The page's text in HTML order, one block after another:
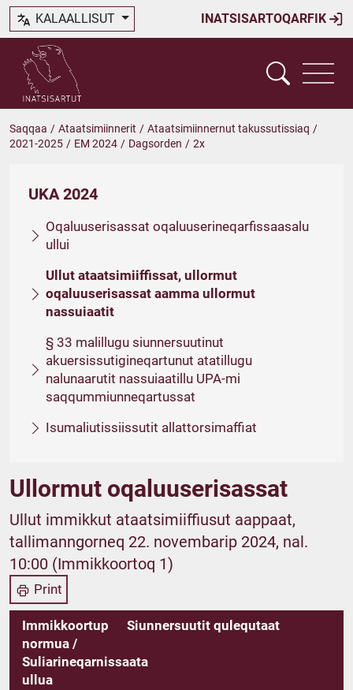
INATSISARTOQARFIK
KALAALLISUT
Saqqaa / Ataatsimiinnerit / Ataatsimiinnernut takussutissiaq /
2021-2025 / EM 2024 / Dagsorden / 2x
UKA 2024
Oqaluuserisassat oqaluuserineqarfissaasalu
ullui
Ullut ataatsimiiffissat, ullormut
oqaluuserisassat aamma ullormut
nassuiaatit
§ 33 malillugu siunnersuutinut
akuersissutigineqartunut atatillugu
nalunaarutit nassuiaatillu UPA-mi
saqqummiunneqartussat
Isumaliutissiissutit allattorsimaffiat
Ullormut oqaluuserisassat
Ullut immikkut ataatsimiiffiusut aappaat,
tallimanngorneq 22. novembarip 2024, nal.
10:00 (Immikkoortoq 1)
Print
Immikkoortup
normua /
Suliarineqarnissaata
ullua
Siunnersuutit qulequtaat